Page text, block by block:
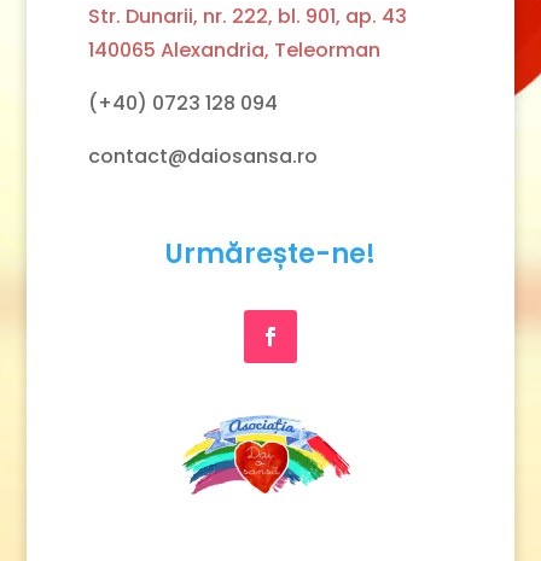
Str. Dunarii, nr. 222, bl. 901, ap. 43
140065 Alexandria, Teleorman
(+40) 0723 128 094
contact@daiosansa.ro
Urmărește-ne!